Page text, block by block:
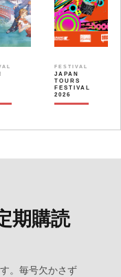
FESTIVAL
JAPAN
TOURS
FESTIVAL
2026
期購読
。毎号欠かさず